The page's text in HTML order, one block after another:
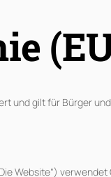
und gilt für Bürger
Website“)